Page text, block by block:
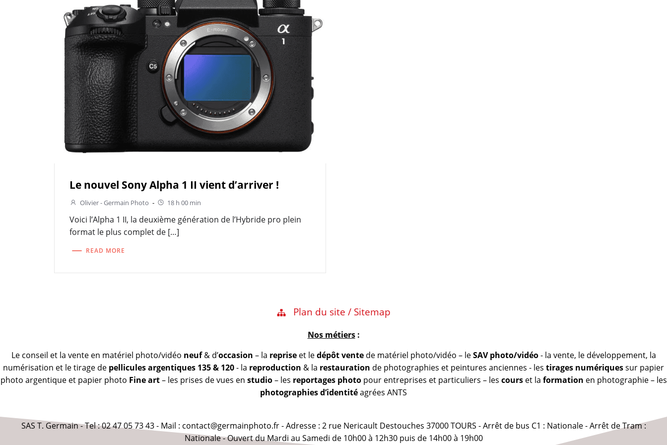
Le nouvel Sony Alpha 1 II vient d’arriver !
Olivier - Germain Photo - 18 h 00 min
Voici l’Alpha 1 II, la deuxième génération de l’Hybride pro plein
format le plus complet de […]
READ MORE
Plan du site / Sitemap
Nos métiers:
Le conseil et la vente en matériel photo/vidéo neuf& d’occasion – la repriseet ledépôt ventede matériel photo/vidéo – leSAV photo/vidéo- la vente, le développement, la
numérisation et le tirage de pellicules argentiques 135 & 120- la reproduction & la restauration de photographies et peintures anciennes - les tirages numériquessur papier
photo argentique et papier photo Fine art– les prises de vues en studio– les reportages photopour entreprises et particuliers – les courset la formation en photographie – les
photographies d’identitéagrées ANTS
SAS T. Germain - Tel : 02 47 05 73 43 - Mail : contact@germainphoto.fr - Adresse : 2 rue Nericault Destouches 37000 TOURS - Arrêt de bus C1 : Nationale - Arrêt de Tram :
Nationale - Ouvert du Mardi au Samedi de 10h00 à 12h30 puis de 14h00 à 19h00